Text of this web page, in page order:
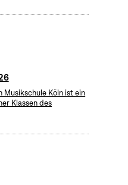
Musikschule Köln ist ein
Klassen des